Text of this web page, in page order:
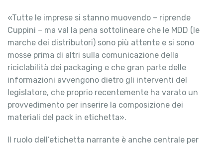
«Tutte le imprese si stanno muovendo – riprende
Cuppini – ma val la pena sottolineare che le MDD (le
marche dei distributori) sono più attente e si sono
mosse prima di altri sulla comunicazione della
riciclabilità dei packaging e che gran parte delle
informazioni avvengono dietro gli interventi del
legislatore, che proprio recentemente ha varato un
provvedimento per inserire la composizione dei
materiali del pack in etichetta».
Il ruolo dell’etichetta narrante è anche centrale per